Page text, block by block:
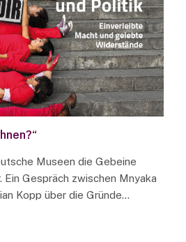
Museen die Gebeine
Ein Gespräch zwischen Mnyaka
Kopp über die Gründe…